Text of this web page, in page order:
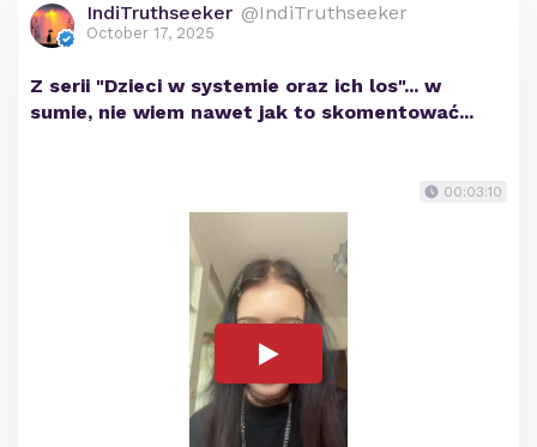
IndiTruthseeker @IndiTruthseeker
October 17, 2025
Z serii "Dzieci w systemie oraz ich los"... w
sumie, nie wiem nawet jak to skomentować...
00:03:10